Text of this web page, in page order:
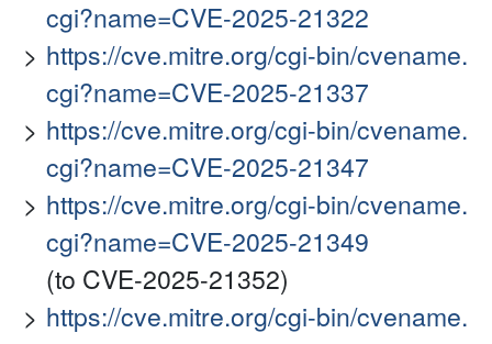
cgi?name=CVE-2025-21322
https://cve.mitre.org/cgi-bin/cvename.
cgi?name=CVE-2025-21337
https://cve.mitre.org/cgi-bin/cvename.
cgi?name=CVE-2025-21347
https://cve.mitre.org/cgi-bin/cvename.
cgi?name=CVE-2025-21349
(to CVE-2025-21352)
https://cve.mitre.org/cgi-bin/cvename.